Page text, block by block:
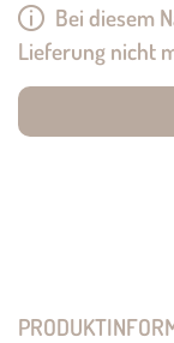
Bei diesem
Lieferung nicht